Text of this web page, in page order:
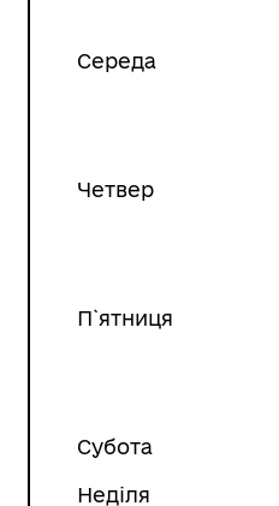
Середа
Четвер
П`ятниця
Субота
Неділя